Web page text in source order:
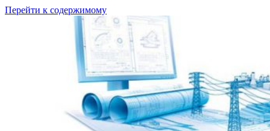
Перейти к содержимому